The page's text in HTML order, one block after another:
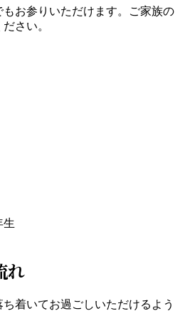
お参りいただけます。ご家族の
さい。
生
れ
着いてお過ごしいただけるよう